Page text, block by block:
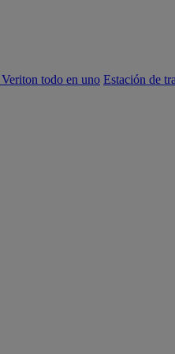
todo en uno Estación de